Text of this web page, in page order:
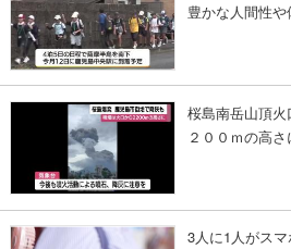
豊かな人間性
桜島南岳山頂
２００ｍの高さ
3人に1人がス